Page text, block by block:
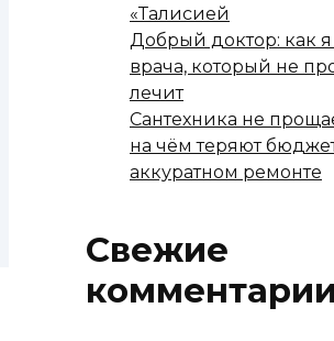
«Талисией
Добрый доктор: как
врача, который не
лечит
Сантехника не
на чём теряют
аккуратном ремонте
Свежие
комментарии